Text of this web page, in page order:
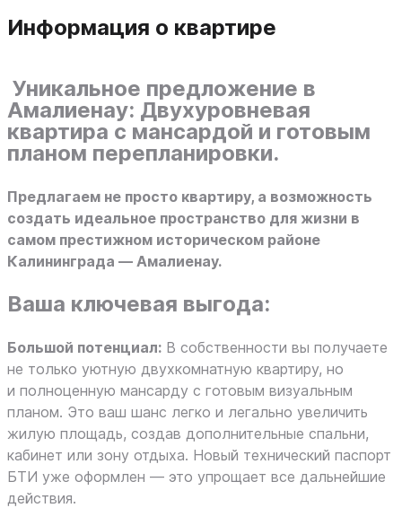
Информация о квартире
Уникальное предложение в
Амалиенау: Двухуровневая
квартира с мансардой и готовым
планом перепланировки.
Предлагаем не просто квартиру, а возможность
создать идеальное пространство для жизни в
самом престижном историческом районе
Калининграда — Амалиенау.
Ваша ключевая выгода:
Большой потенциал: В собственности вы получаете
не только уютную двухкомнатную квартиру, но
и полноценную мансарду с готовым визуальным
планом. Это ваш шанс легко и легально увеличить
жилую площадь, создав дополнительные спальни,
кабинет или зону отдыха. Новый технический паспорт
БТИ уже оформлен — это упрощает все дальнейшие
действия.